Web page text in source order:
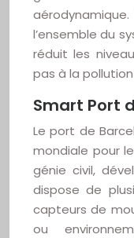
l’ensemble du
réduit les
pas à la
Smart Port
Le port de
mondiale pour
génie civil,
dispose de
capteurs de
ou